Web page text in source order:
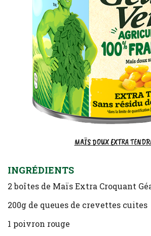
MAÏS DOUX EXTRA
INGRÉDIENTS
2 boîtes de Maïs Extra Croquant
200g de queues de crevettes cuites
1 poivron rouge